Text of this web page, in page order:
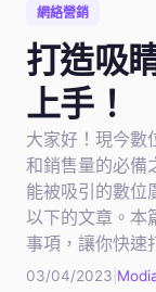
網絡營銷
打造吸
上手！
大家好！現今數
和銷售量的必備
能被吸引的數位
以下的文章。本
事項，讓你快速
03/04/2023